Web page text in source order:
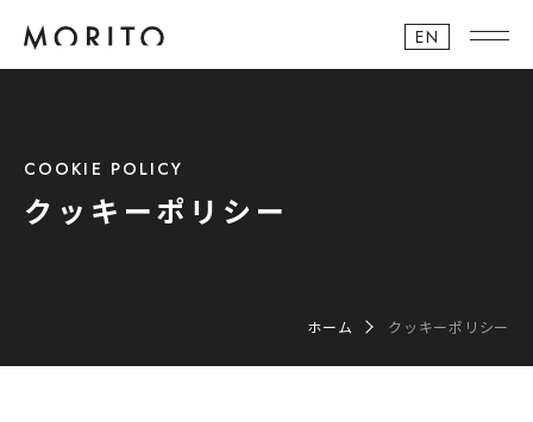
EN
COOKIE POLICY
クッキーポリシー
ホーム クッキーポリシー